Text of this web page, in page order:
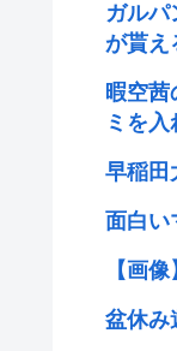
ガルパ
が貰え
暇空茜
ミを入
早稲田
面白い
【画
盆休み